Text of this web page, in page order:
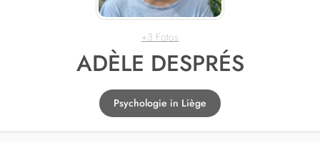
+3 Fotos
ADÈLE DESPRÉS
Psychologie in Liège